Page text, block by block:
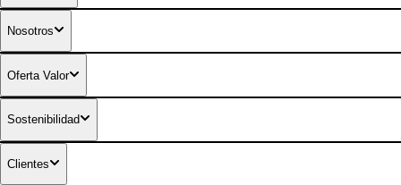
Combustibles diferenciados
Nosotros
Oferta Valor
Sostenibilidad
Clientes